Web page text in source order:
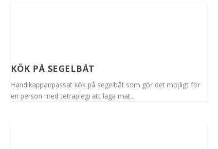
KÖK PÅ SEGELBÅT
Handikappanpassat kök på segelbåt som gör det möjligt för
en person med tetraplegi att laga mat...